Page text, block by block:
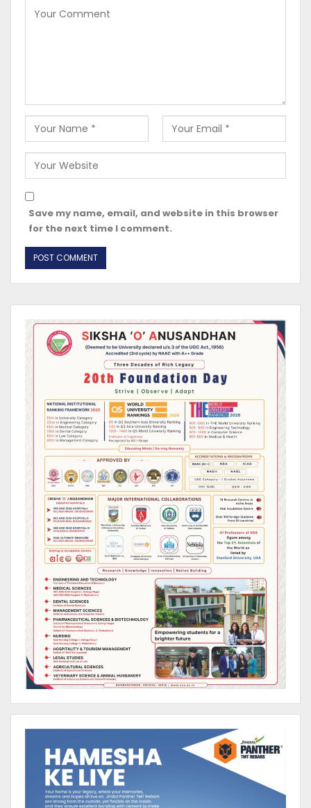
Save my name, email, and website in this browser
for the next time I comment.